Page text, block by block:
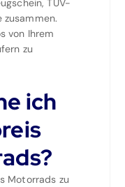
TÜV-
zusammen.
von Ihrem
zu
ich
Motorrads zu